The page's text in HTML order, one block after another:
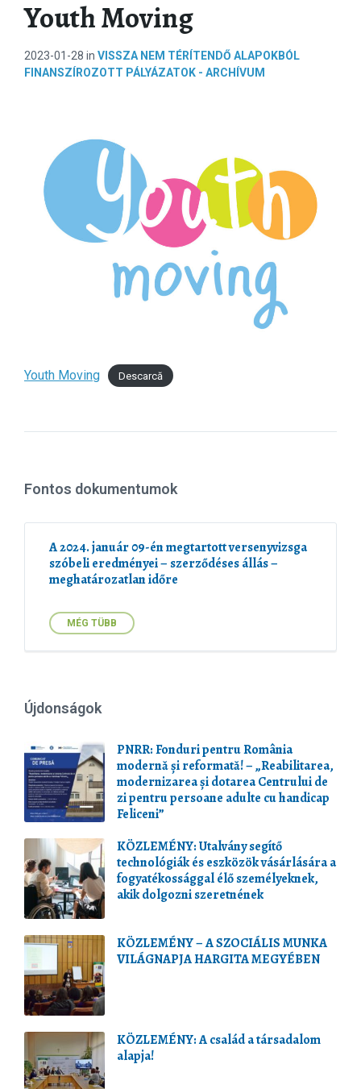
Youth Moving
2023-01-28 in VISSZA NEM TÉRÍTENDŐ ALAPOKBÓL
FINANSZÍROZOTT PÁLYÁZATOK - ARCHÍVUM
Youth Moving Descarcă
Fontos dokumentumok
A 2024. január 09-én megtartott versenyvizsga
szóbeli eredményei – szerződéses állás –
meghatározatlan időre
MÉG TÜBB
Újdonságok
PNRR: Fonduri pentru România
modernă și reformată! – „Reabilitarea,
modernizarea și dotarea Centrului de
zi pentru persoane adulte cu handicap
Feliceni”
KÖZLEMÉNY: Utalvány segítő
technológiák és eszközök vásárlására a
fogyatékossággal élő személyeknek,
akik dolgozni szeretnének
KÖZLEMÉNY – A SZOCIÁLIS MUNKA
VILÁGNAPJA HARGITA MEGYÉBEN
KÖZLEMÉNY: A család a társadalom
alapja!